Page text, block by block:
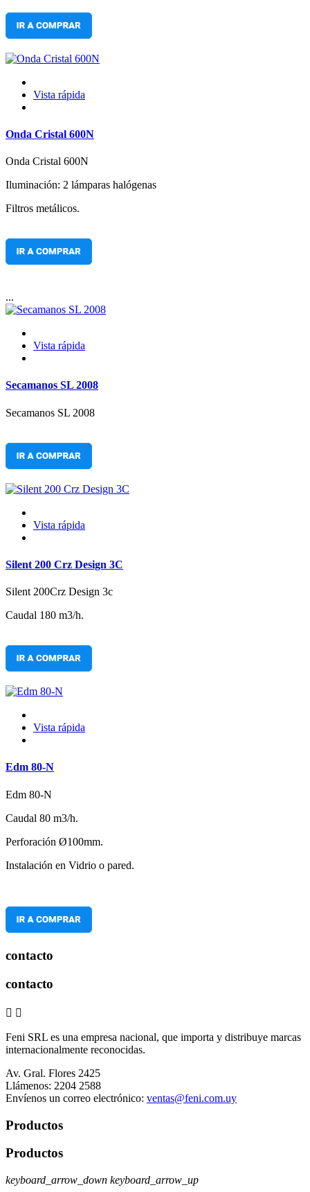
Vista rápida
Onda Cristal 600N
Onda Cristal 600N
Iluminación: 2 lámparas halógenas
Filtros metálicos.
...
Vista rápida
Secamanos SL 2008
Secamanos SL 2008
Vista rápida
Silent 200 Crz Design 3C
Silent 200Crz Design 3c
Caudal 180 m3/h.
Vista rápida
Edm 80-N
Edm 80-N
Caudal 80 m3/h.
Perforación Ø100mm.
Instalación en Vidrio o pared.
contacto
contacto
 
Feni SRL es una empresa nacional, que importa y distribuye marcas
internacionalmente reconocidas.
Av. Gral. Flores 2425
Llámenos: 2204 2588
Envíenos un correo electrónico: ventas@feni.com.uy
Productos
Productos
keyboard_arrow_down keyboard_arrow_up